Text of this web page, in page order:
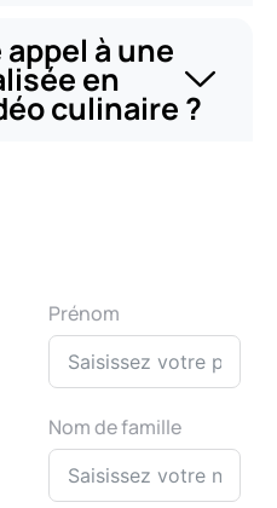
à une
en
culinaire ?
Prénom
Nom de famille